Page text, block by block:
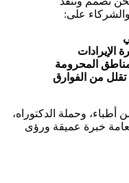
على:
الإيرادات
المحرومة
تقلل من الفوارق
وحملة الدكتوراه،
خبرة عميقة ورؤى